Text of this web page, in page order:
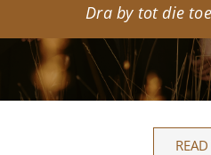
Dra by tot die